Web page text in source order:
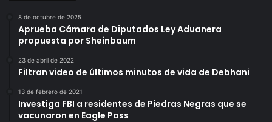
8 de octubre de 2025
Aprueba Cámara de Diputados Ley Aduanera
propuesta por Sheinbaum
23 de abril de 2022
Filtran video de últimos minutos de vida de Debhani
13 de febrero de 2021
Investiga FBI a residentes de Piedras Negras que se
vacunaron en Eagle Pass